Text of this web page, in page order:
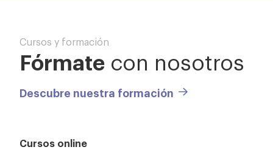
Cursos y formación
Fórmate con nosotros
Descubre nuestra formación
Cursos online